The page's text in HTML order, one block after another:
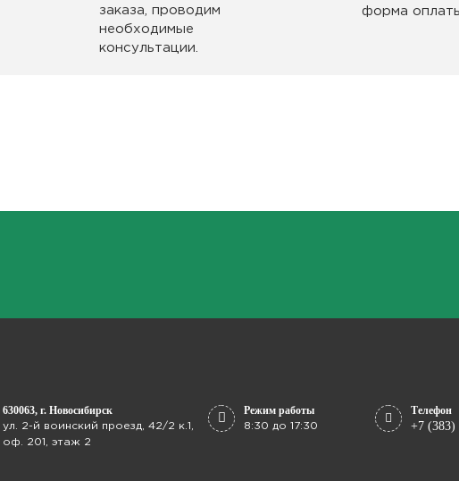
заказа, проводим
необходимые
консультации.
форма
630063, г. Новосибирск
ул. 2-й воинский проезд, 42/2 к.1
оф. 201, этаж 2
Режим работы
8:30 до 17:30
Телефон
+7 (383)